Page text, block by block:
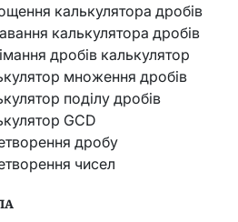
калькулятора дробів
калькулятора дробів
дробів калькулятор
множення дробів
поділу дробів
GCD
дробу
чисел